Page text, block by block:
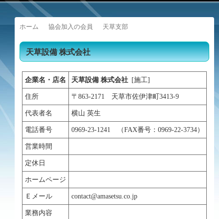
ホーム 協会加入の会員 天草支部
天草設備 株式会社
企業名・店名 天草設備 株式会社 [施工]
住所 〒863-2171 天草市佐伊津町3413-9
代表者名 横山 英生
電話番号 0969-23-1241 （FAX番号：0969-22-3734）
営業時間
定休日
ホームページ
Ｅメール contact@amasetsu.co.jp
業務内容